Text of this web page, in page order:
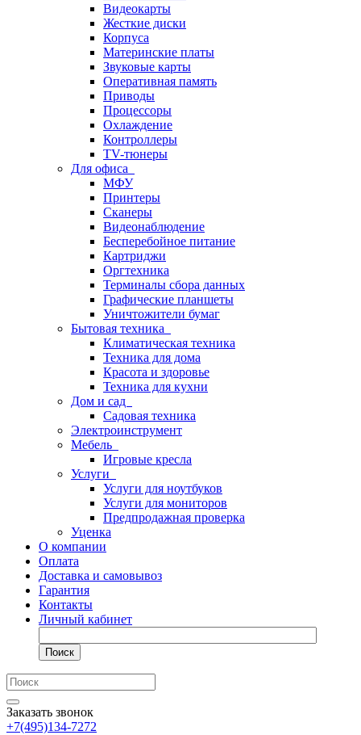
Видеокарты
Жесткие диски
Корпуса
Материнские платы
Звуковые карты
Оперативная память
Приводы
Процессоры
Охлаждение
Контроллеры
TV-тюнеры
Для офиса
МФУ
Принтеры
Сканеры
Видеонаблюдение
Бесперебойное питание
Картриджи
Оргтехника
Терминалы сбора данных
Графические планшеты
Уничтожители бумаг
Бытовая техника
Климатическая техника
Техника для дома
Красота и здоровье
Техника для кухни
Дом и сад
Садовая техника
Электроинструмент
Мебель
Игровые кресла
Услуги
Услуги для ноутбуков
Услуги для мониторов
Предпродажная проверка
Уценка
О компании
Оплата
Доставка и самовывоз
Гарантия
Контакты
Личный кабинет
Поиск
Заказать звонок
+7(495)134-7272